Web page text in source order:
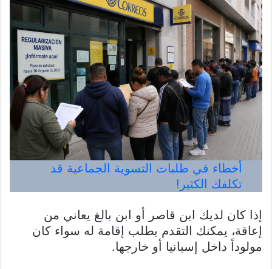
أخطاء في طلبات التسوية الجماعية قد
تكلفك الكثير!
إذا كان لديك ابن قاصر أو ابن بالغ يعاني من
إعاقة، يمكنك التقدم بطلب إقامة له سواء كان
مولوداً داخل إسبانيا أو خارجها.